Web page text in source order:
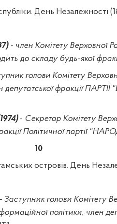
День Незалежності
- член Комітету Верховної
до складу будь-якої
голови Комітету
депутатської фракції
- Секретар Комітету
Політичної партії
10
островів. День
Заступник голови Комітету
політики, член